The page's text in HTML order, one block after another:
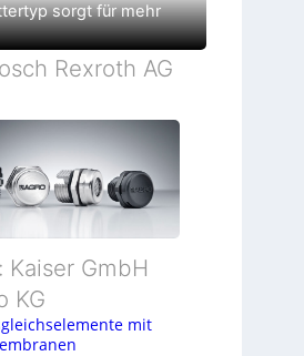
sorgt für mehr
Rexroth AG
Kaiser GmbH
KG
mit